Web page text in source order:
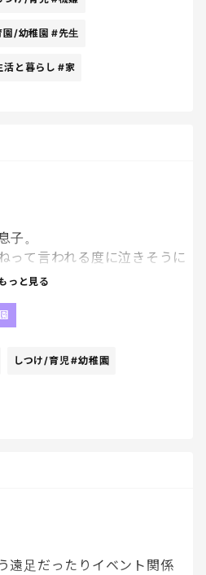
問箱を渡されて
うことがあったみたいなん
爪痕残したぜ！！とか言って
いから。笑
園/幼稚園 #先生
活と暮らし #家
子。
って言われる度に泣きそうに
ん返りしてて、甘える頻度は
いのが目に見えてわかるよ
園休みに入ってゼロスター
っと見る
しつけ/育児#幼稚園
遠足だったりイベント関係